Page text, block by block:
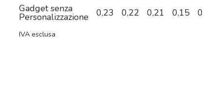
Gadget senza
Personalizzazione 0,23 0,22 0,21 0,15 0,14
IVA esclusa